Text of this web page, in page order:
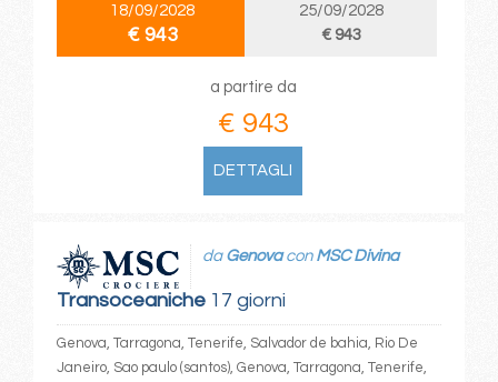
18/09/2028
€ 943
25/09/2028
€ 943
a partire da
€ 943
DETTAGLI
Transoceaniche17 giorni
da Genovacon MSC Divina
Genova, Tarragona, Tenerife, Salvador de bahia, Rio De
Janeiro, Sao paulo (santos), Genova, Tarragona, Tenerife,